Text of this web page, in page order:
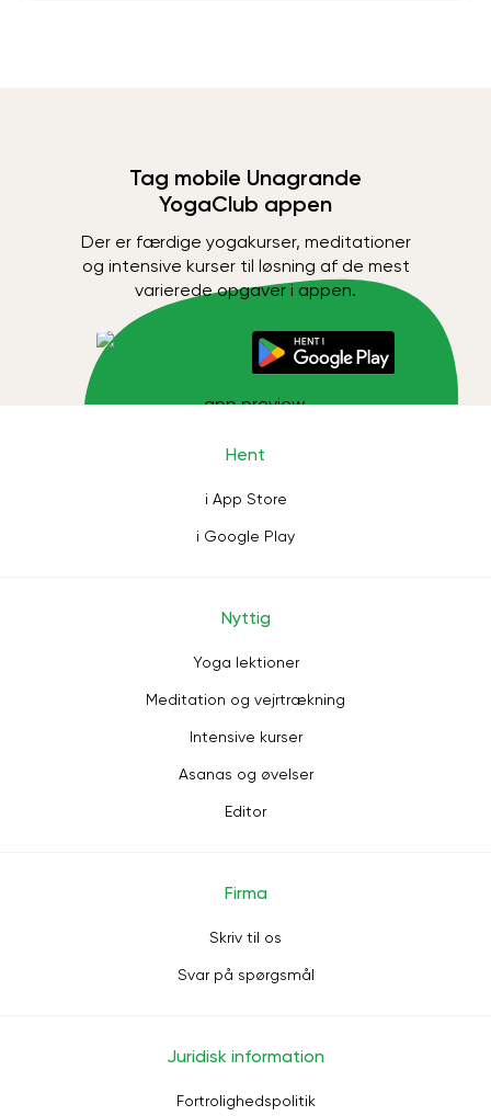
Tag mobile Unagrande
YogaClub appen
Der er færdige yogakurser, meditationer
og intensive kurser til løsning af de mest
varierede opgaver i appen.
Hent
i App Store
i Google Play
Nyttig
Yoga lektioner
Meditation og vejrtrækning
Intensive kurser
Asanas og øvelser
Editor
Firma
Skriv til os
Svar på spørgsmål
Juridisk information
Fortrolighedspolitik